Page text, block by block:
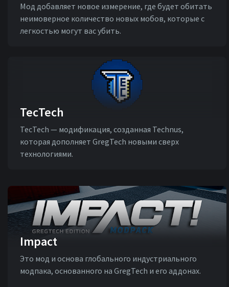
Мод добавляет новое измерение, где будет обитать
неимоверное количество новых мобов, которые с
легкостью могут вас убить.
TecTech
TecTech — модификация, созданная Technus,
которая дополняет GregTech новыми сверх
технологиями.
Impact
Это мод и основа глобального индустриального
модпака, основанного на GregTech и его аддонах.